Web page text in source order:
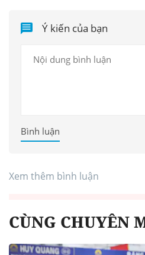
Ý kiến của bạn
Bình luận
Xem thêm bình luận
CÙNG CHUYÊN